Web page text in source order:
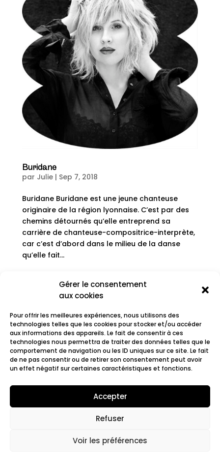
Gérer le consentement
aux cookies
Pour offrir les meilleures expériences, nous utilisons des
technologies telles que les cookies pour stocker et/ou accéder
aux informations des appareils. Le fait de consentir à ces
technologies nous permettra de traiter des données telles que le
comportement de navigation ou les ID uniques sur ce site. Le fait
de ne pas consentir ou de retirer son consentement peut avoir
un effet négatif sur certaines caractéristiques et fonctions.
Accepter
Refuser
Voir les préférences
Buridane
par Julie| Sep 7, 2018
Buridane Buridane est une jeune chanteuse
originaire de la région lyonnaise. C’est par des
chemins détournés qu’elle entreprend sa
carrière de chanteuse-compositrice-interprète,
car c’est d’abord dans le milieu de la danse
qu’elle fait...
« Entrées précédentes
Entrées suivantes »
Recent Posts
Recent Comments
Mentions légales. Cookies